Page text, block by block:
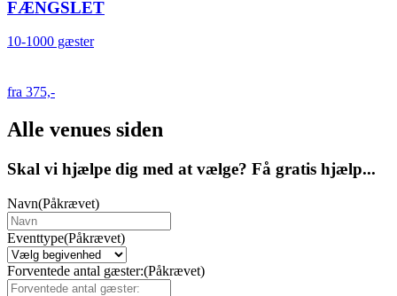
FÆNGSLET
10-1000 gæster
fra 375,-
Alle venues siden
Skal vi hjælpe dig med at vælge? Få gratis hjælp...
Navn(Påkrævet)
Eventtype(Påkrævet)
Forventede antal gæster:(Påkrævet)